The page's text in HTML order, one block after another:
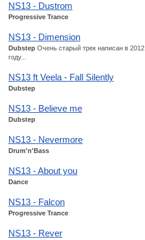
NS13 - Dustrom
Progressive Trance
NS13 - Dimension
Dubstep Очень старый трек написан в 2012
году...
NS13 ft Veela - Fall Silently
Dubstep
NS13 - Believe me
Dubstep
NS13 - Nevermore
Drum'n'Bass
NS13 - About you
Dance
NS13 - Falcon
Progressive Trance
NS13 - Rever